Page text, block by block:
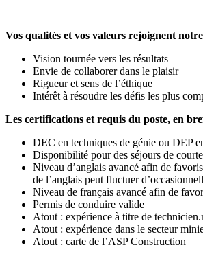
Vos qualités et vos valeurs rejoignent
Vision tournée vers les résultats
Envie de collaborer dans le plaisir
Rigueur et sens de l’éthique
Intérêt à résoudre les défis les plus
Les certifications et requis du poste, en
DEC en techniques de génie ou DEP
Disponibilité pour des séjours de
Niveau d’anglais avancé afin de
de l’anglais peut fluctuer
Niveau de français avancé afin de
Permis de conduire valide
Atout : expérience à titre de
Atout : expérience dans le secteur
Atout : carte de l’ASP Construction